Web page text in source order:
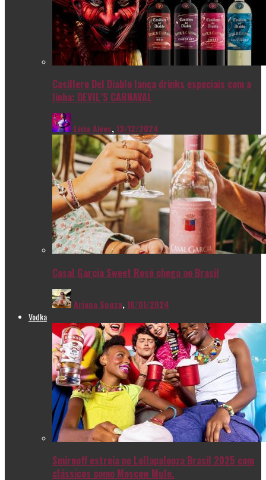
Casillero Del Diablo lança drinks especiais com a
linha: DEVIL’S CARNAVAL
Livia Alves,13/12/2024
Casal Garcia Sweet Rosé chega ao Brasil
Ariana Souza,10/01/2024
Vodka
Smirnoff estreia no Lollapalooza Brasil 2025 com
clássicos como Moscow Mule.